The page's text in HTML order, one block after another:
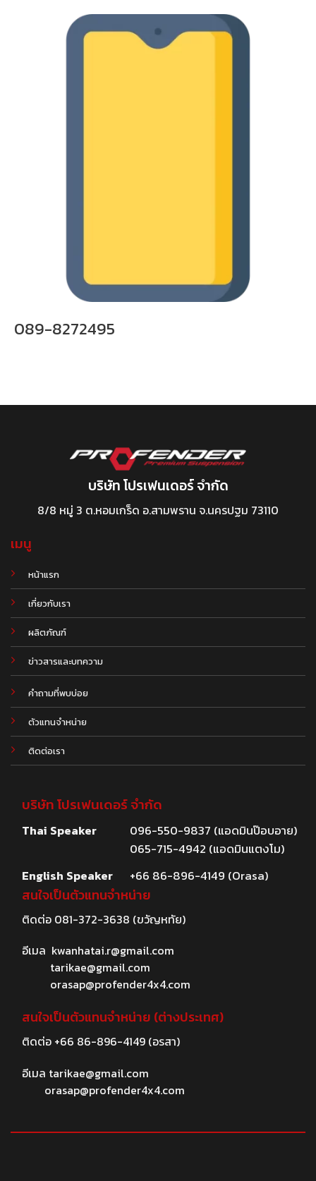
089-8272495
บริษัท โปรเฟนเดอร์ จำกัด
8/8 หมู่ 3 ต.หอมเกร็ด อ.สามพราน จ.นครปฐม 73110
เมนู
หน้าแรก
เกี่ยวกับเรา
ผลิตภัณฑ์
ข่าวสารและบทความ
.
คำถามที่พบบ่อย
ตัวแทนจำหน่าย
ติดต่อเรา
บริษัท โปรเฟนเดอร์ จำกัด
Thai Speaker
096-550-9837 (แอดมินป๊อบอาย)
065-715-4942 (แอดมินแตงโม)
English Speaker
+66 86-896-4149 (Orasa)
สนใจเป็นตัวแทนจำหน่าย
ติดต่อ 081-372-3638 (ขวัญหทัย)
อีเมล kwanhatai.r@gmail.com
tarikae@gmail.com
orasap@profender4x4.com
สนใจเป็นตัวแทนจำหน่าย (ต่างประเทศ)
ติดต่อ +66 86-896-4149(อรสา)
อีเมล tarikae@gmail.com
orasap@profender4x4.com